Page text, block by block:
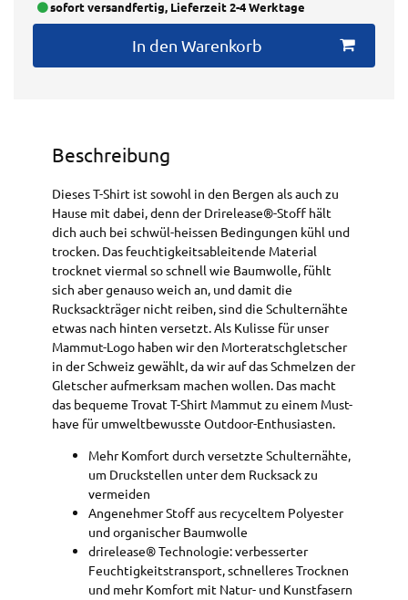
sofort versandfertig, Lieferzeit 2-4 Werktage
In den Warenkorb
Beschreibung
Dieses T-Shirt ist sowohl in den Bergen als auch zu
Hause mit dabei, denn der Drirelease®-Stoff hält
dich auch bei schwül-heissen Bedingungen kühl und
trocken. Das feuchtigkeitsableitende Material
trocknet viermal so schnell wie Baumwolle, fühlt
sich aber genauso weich an, und damit die
Rucksackträger nicht reiben, sind die Schulternähte
etwas nach hinten versetzt. Als Kulisse für unser
Mammut-Logo haben wir den Morteratschgletscher
in der Schweiz gewählt, da wir auf das Schmelzen der
Gletscher aufmerksam machen wollen. Das macht
das bequeme Trovat T-Shirt Mammut zu einem Must-
have für umweltbewusste Outdoor-Enthusiasten.
Mehr Komfort durch versetzte Schulternähte,
um Druckstellen unter dem Rucksack zu
vermeiden
Angenehmer Stoff aus recyceltem Polyester
und organischer Baumwolle
drirelease® Technologie: verbesserter
Feuchtigkeitstransport, schnelleres Trocknen
und mehr Komfort mit Natur- und Kunstfasern